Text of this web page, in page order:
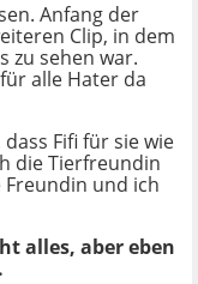
Anfang der
Clip, in dem
zu sehen war.
alle Hater da
Fifi für sie wie
die Tierfreundin
Freundin und ich
alles, aber eben